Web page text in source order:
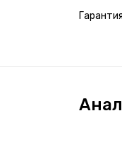
Гарантия